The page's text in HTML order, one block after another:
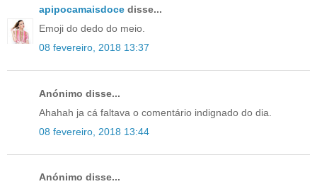
apipocamaisdoce disse...
Emoji do dedo do meio.
08 fevereiro, 2018 13:37
Anónimo disse...
Ahahah ja cá faltava o comentário indignado do dia.
08 fevereiro, 2018 13:44
Anónimo disse...